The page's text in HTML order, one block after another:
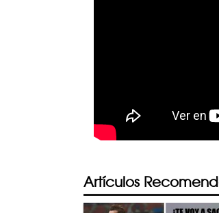
Artículos